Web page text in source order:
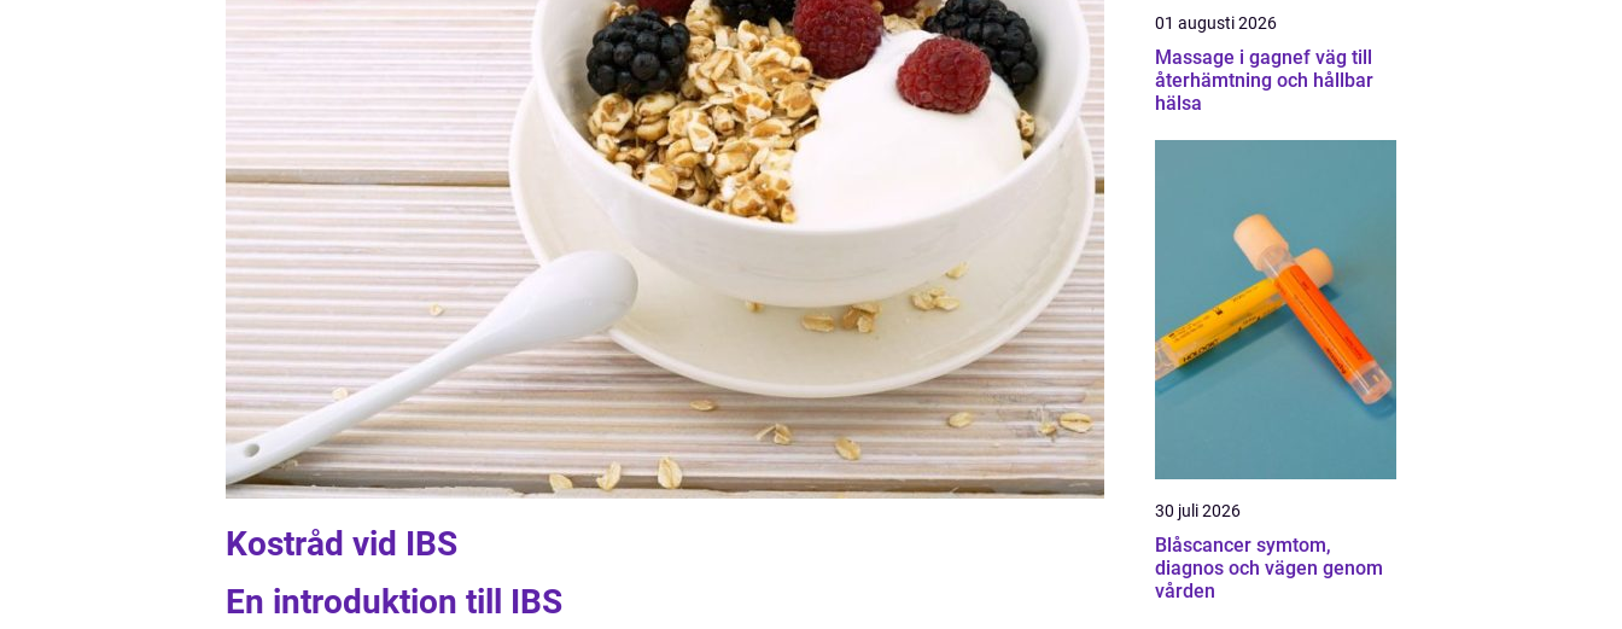
Kostråd vid IBS
En introduktion till IBS
01 augusti 2026
Massage i gagnef väg till
återhämtning och hållbar
hälsa
30 juli 2026
Blåscancer symtom,
diagnos och vägen genom
vården